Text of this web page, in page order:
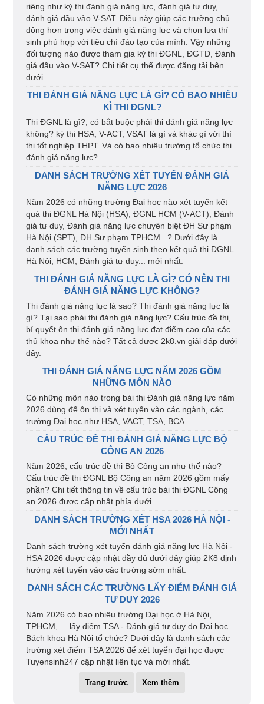
riêng như kỳ thi đánh giá năng lực, đánh giá tư duy,
đánh giá đầu vào V-SAT. Điều này giúp các trường chủ
động hơn trong việc đánh giá năng lực và chọn lựa thí
sinh phù hợp với tiêu chí đào tạo của mình. Vậy những
đối tượng nào được tham gia kỳ thi ĐGNL, ĐGTD, Đánh
giá đầu vào V-SAT? Chi tiết cụ thể được đăng tải bên
dưới.
THI ĐÁNH GIÁ NĂNG LỰC LÀ GÌ? CÓ BAO NHIÊU
KÌ THI ĐGNL?
Thi ĐGNL là gì?, có bắt buộc phải thi đánh giá năng lực
không? kỳ thi HSA, V-ACT, VSAT là gì và khác gì với thì
thi tốt nghiệp THPT. Và có bao nhiêu trường tổ chức thi
đánh giá năng lực?
DANH SÁCH TRƯỜNG XÉT TUYỂN ĐÁNH GIÁ
NĂNG LỰC 2026
Năm 2026 có những trường Đại học nào xét tuyển kết
quả thi ĐGNL Hà Nội (HSA), ĐGNL HCM (V-ACT), Đánh
giá tư duy, Đánh giá năng lực chuyên biệt ĐH Sư phạm
Hà Nội (SPT), ĐH Sư phạm TPHCM...? Dưới đây là
danh sách các trường tuyển sinh theo kết quả thi ĐGNL
Hà Nội, HCM, Đánh giá tư duy... mới nhất.
THI ĐÁNH GIÁ NĂNG LỰC LÀ GÌ? CÓ NÊN THI
ĐÁNH GIÁ NĂNG LỰC KHÔNG?
Thi đánh giá năng lực là sao? Thi đánh giá năng lực là
gì? Tại sao phải thi đánh giá năng lực? Cấu trúc đề thi,
bí quyết ôn thi đánh giá năng lực đạt điểm cao của các
thủ khoa như thế nào? Tất cả được 2k8.vn giải đáp dưới
đây.
THI ĐÁNH GIÁ NĂNG LỰC NĂM 2026 GỒM
NHỮNG MÔN NÀO
Có những môn nào trong bài thi Đánh giá năng lực năm
2026 dùng để ôn thi và xét tuyển vào các ngành, các
trường Đại học như HSA, VACT, TSA, BCA...
CẤU TRÚC ĐỀ THI ĐÁNH GIÁ NĂNG LỰC BỘ
CÔNG AN 2026
Năm 2026, cấu trúc đề thi Bộ Công an như thế nào?
Cấu trúc đề thi ĐGNL Bộ Công an năm 2026 gồm mấy
phần? Chi tiết thông tin về cấu trúc bài thi ĐGNL Công
an 2026 được cập nhật phía dưới.
DANH SÁCH TRƯỜNG XÉT HSA 2026 HÀ NỘI -
MỚI NHẤT
Danh sách trường xét tuyển đánh giá năng lực Hà Nội -
HSA 2026 được cập nhật đầy đủ dưới đây giúp 2K8 định
hướng xét tuyển vào các trường sớm nhất.
DANH SÁCH CÁC TRƯỜNG LẤY ĐIỂM ĐÁNH GIÁ
TƯ DUY 2026
Năm 2026 có bao nhiêu trường Đại học ở Hà Nội,
TPHCM, ... lấy điểm TSA - Đánh giá tư duy do Đại học
Bách khoa Hà Nội tổ chức? Dưới đây là danh sách các
trường xét điểm TSA 2026 để xét tuyển đại học được
Tuyensinh247 cập nhật liên tục và mới nhất.
Trang trước Xem thêm